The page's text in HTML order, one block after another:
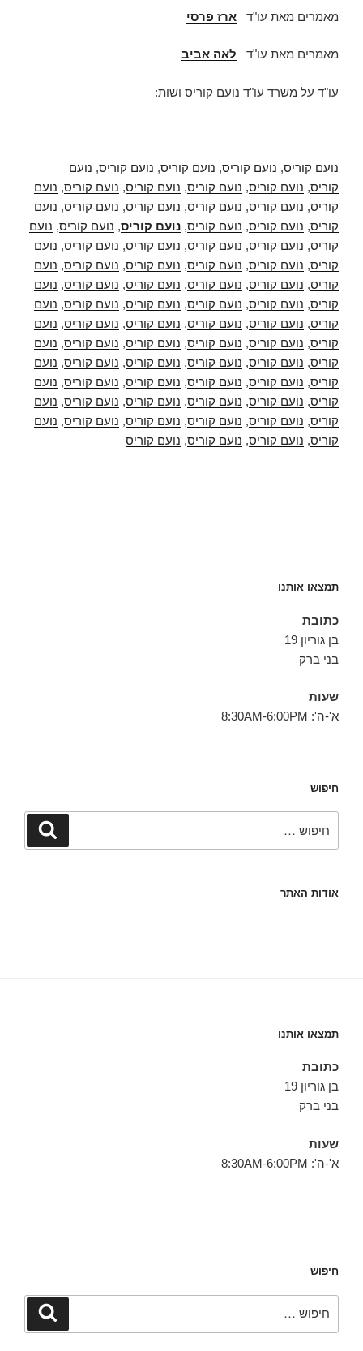
מאמרים מאת עו"ד ארז פרסי
מאמרים מאת עו"ד לאה אביב
עו"ד על משרד עו"ד נועם קוריס ושות:
נועם קוריס, נועם קוריס, נועם קוריס, נועם קוריס, נועם
קוריס, נועם קוריס, נועם קוריס, נועם קוריס, נועם קוריס, נועם
קוריס, נועם קוריס, נועם קוריס, נועם קוריס, נועם קוריס, נועם
קוריס, נועם קוריס, נועם קוריס, נועם קוריס, נועם קוריס, נועם
קוריס, נועם קוריס, נועם קוריס, נועם קוריס, נועם קוריס, נועם
קוריס, נועם קוריס, נועם קוריס, נועם קוריס, נועם קוריס, נועם
קוריס, נועם קוריס, נועם קוריס, נועם קוריס, נועם קוריס, נועם
קוריס, נועם קוריס, נועם קוריס, נועם קוריס, נועם קוריס, נועם
קוריס, נועם קוריס, נועם קוריס, נועם קוריס, נועם קוריס, נועם
קוריס, נועם קוריס, נועם קוריס, נועם קוריס, נועם קוריס, נועם
קוריס, נועם קוריס, נועם קוריס, נועם קוריס, נועם קוריס, נועם
קוריס, נועם קוריס, נועם קוריס, נועם קוריס, נועם קוריס, נועם
קוריס, נועם קוריס, נועם קוריס, נועם קוריס, נועם קוריס, נועם
קוריס, נועם קוריס, נועם קוריס, נועם קוריס, נועם קוריס, נועם
קוריס, נועם קוריס, נועם קוריס, נועם קוריס
תמצאו אותנו
כתובת
בן גוריון 19
בני ברק
שעות
א'-ה': 8:30AM-6:00PM
חיפוש
חיפוש
אודות האתר
תמצאו אותנו
כתובת
בן גוריון 19
בני ברק
שעות
א'-ה': 8:30AM-6:00PM
חיפוש
חיפוש